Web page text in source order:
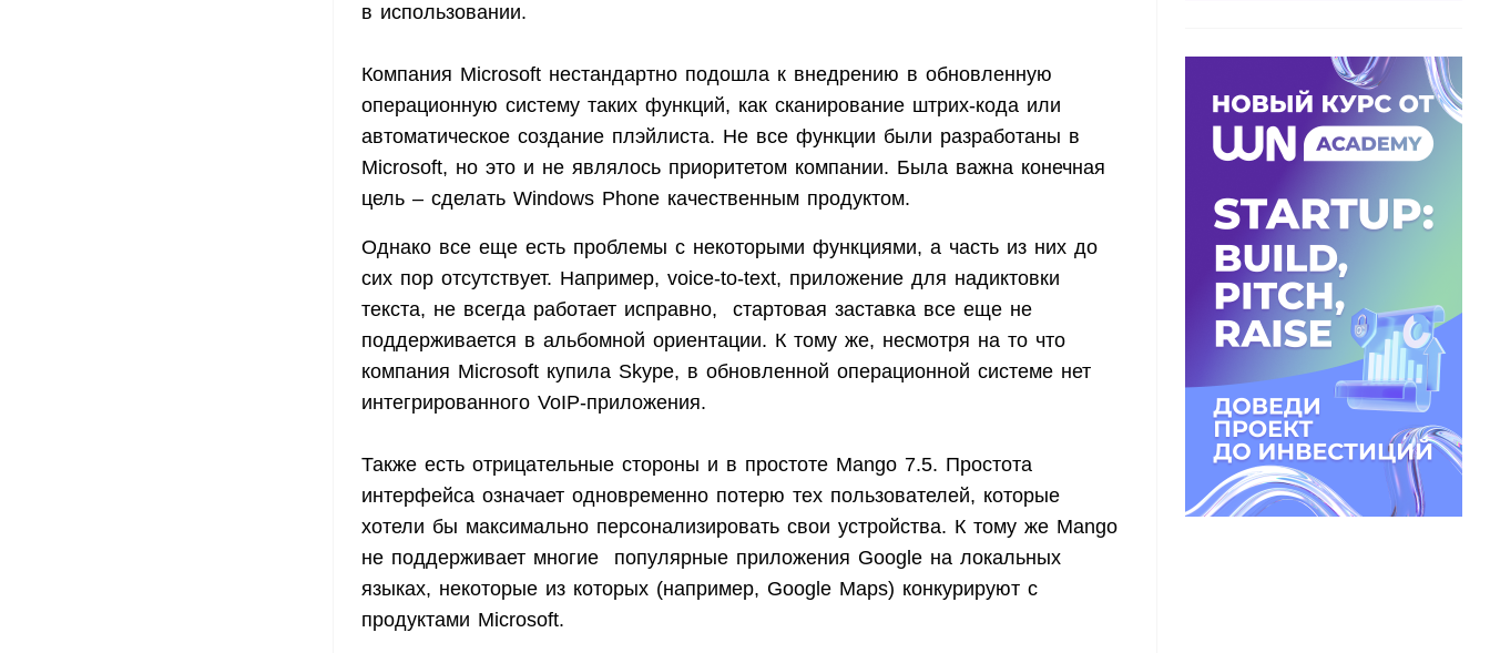
в использовании.
Компания Microsoft нестандартно подошла к внедрению в обновленную
операционную систему таких функций, как сканирование штрих-кода или
автоматическое создание плэйлиста. Не все функции были разработаны в
Microsoft, но это и не являлось приоритетом компании. Была важна конечная
цель – сделать Windows Phone качественным продуктом.
Однако все еще есть проблемы с некоторыми функциями, а часть из них до
сих пор отсутствует. Например, voice-to-text, приложение для надиктовки
текста, не всегда работает исправно, стартовая заставка все еще не
поддерживается в альбомной ориентации. К тому же, несмотря на то что
компания Microsoft купила Skype, в обновленной операционной системе нет
интегрированного VoIP-приложения.
Также есть отрицательные стороны и в простоте Mango 7.5. Простота
интерфейса означает одновременно потерю тех пользователей, которые
хотели бы максимально персонализировать свои устройства. К тому же Mango
не поддерживает многие популярные приложения Google на локальных
языках, некоторые из которых (например, Google Maps) конкурируют с
продуктами Microsoft.